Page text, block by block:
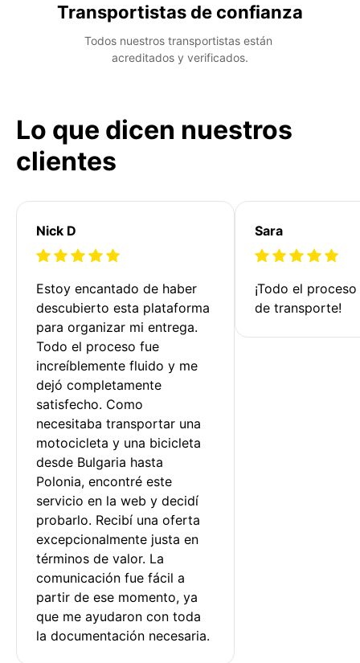
Transportistas de confianza
Todos nuestros transportistas están
acreditados y verificados.
Lo que dicen nuestros
clientes
Nick D
Estoy encantado de haber
descubierto esta plataforma
para organizar mi entrega.
Todo el proceso fue
increíblemente fluido y me
dejó completamente
satisfecho. Como
necesitaba transportar una
motocicleta y una bicicleta
desde Bulgaria hasta
Polonia, encontré este
servicio en la web y decidí
probarlo. Recibí una oferta
excepcionalmente justa en
términos de valor. La
comunicación fue fácil a
partir de ese momento, ya
que me ayudaron con toda
la documentación necesaria.
Sara
¡Todo el
de transporte!